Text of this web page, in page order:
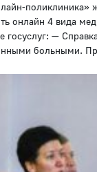
поликлиника»
онлайн 4 вида
госуслуг: —
больными.